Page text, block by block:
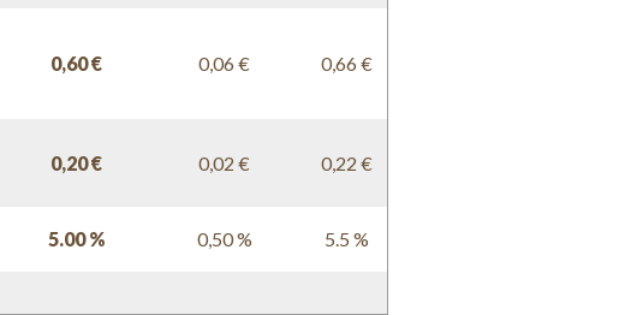
0,60 € 0,06 € 0,66 €
0,20 € 0,02 € 0,22 €
5.00 % 0,50 % 5.5 %